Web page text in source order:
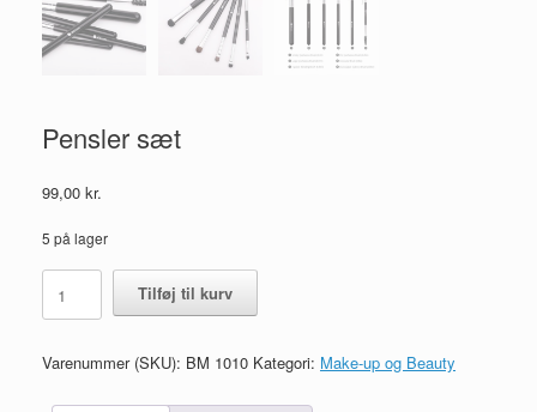
Pensler sæt
99,00 kr.
5 på lager
Pensler
sæt
antal
Tilføj til kurv
Varenummer (SKU): BM 1010 Kategori: Make-up og Beauty